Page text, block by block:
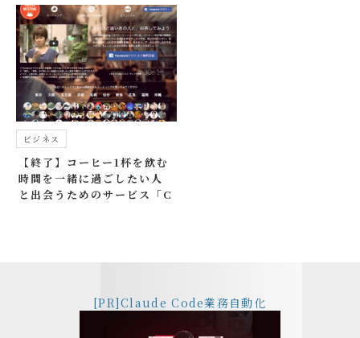
ビジネス
【終了】コーヒー1杯を飲む
時間を一緒に過ごしたい人
と出会うためのサービス「C
[PR]Claude Code業務自動化